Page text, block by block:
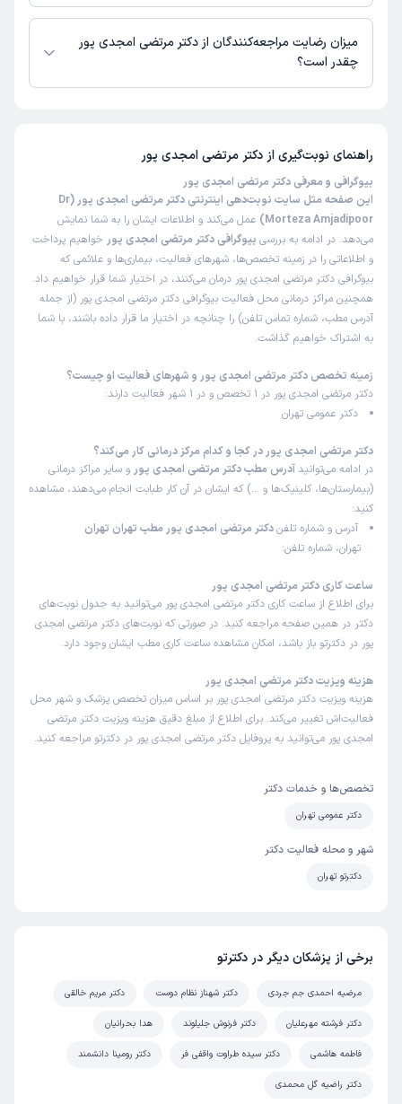
زمان نوبت‌دهی و پذیرش بیماران با هماهنگی مطب مشخص می‌شود.
میزان رضایت مراجعه‌کنندگان از دکتر مرتضی امجدی پور
چقدر است؟
راهنمای نوبت‌گیری از دکتر مرتضی امجدی پور
بیوگرافی و معرفی دکتر مرتضی امجدی پور
این صفحه مثل سایت نوبت‌دهی اینترنتی دکتر مرتضی امجدی پور (Dr
Morteza Amjadipoor)
عمل می‌کند و اطلاعات ایشان را به شما نمایش
می‌دهد. در ادامه به بررسی بیوگرافی دکتر مرتضی امجدی پور خواهیم پرداخت
و اطلاعاتی را در زمینه تخصص‌ها، شهرهای فعالیت، بیماری‌ها و علائمی که
بیوگرافی دکتر مرتضی امجدی پور درمان می‌کنند، در اختیار شما قرار خواهیم داد.
همچنین مراکز درمانی محل فعالیت بیوگرافی دکتر مرتضی امجدی پور (از جمله
آدرس مطب، شماره تماس تلفن) را چنانچه در اختیار ما قرار داده باشند، با شما
به اشتراک خواهیم گذاشت.
زمینه تخصص دکتر مرتضی امجدی پور و شهرهای فعالیت او چیست؟
دکتر مرتضی امجدی پور در 1 تخصص و در 1 شهر فعالیت دارند:
دکتر عمومی تهران
دکتر مرتضی امجدی پور در کجا و کدام مرکز درمانی کار می‌کند؟
در ادامه می‌توانید آدرس مطب دکتر مرتضی امجدی پور و سایر مراکز درمانی
(بیمارستان‌ها، کلینیک‌ها و …) که ایشان در آن کار طبابت انجام می‌دهند، مشاهده
کنید:
آدرس و شماره تلفندکتر مرتضی امجدی پور مطب تهران تهران
تهران، شماره تلفن:
ساعت کاری دکتر مرتضی امجدی پور
برای اطلاع از ساعت کاری دکتر مرتضی امجدی پور می‌توانید به جدول نوبت‌های
دکتر در همین صفحه مراجعه کنید. در صورتی که نوبت‌های دکتر مرتضی امجدی
پور در دکترتو باز باشد، امکان مشاهده ساعت کاری مطب ایشان وجود دارد.
هزینه ویزیت دکتر مرتضی امجدی پور
هزینه ویزیت دکتر مرتضی امجدی پور بر اساس میزان تخصص پزشک و شهر محل
فعالیت‌اش تغییر می‌کند. برای اطلاع از مبلغ دقیق هزینه ویزیت دکتر مرتضی
امجدی پور می‌توانید به پروفایل دکتر مرتضی امجدی پور در دکترتو مراجعه کنید.
تخصص‌ها و خدمات دکتر
دکتر عمومی تهران
شهر و محله فعالیت دکتر
دکترتو تهران
برخی از پزشکان دیگر در دکترتو
مرضیه احمدی جم جردی دکتر شهناز نظام دوست دکتر مریم خالقی
دکتر فرشته مهرعلیان دکتر فرنوش جلیلوند هدا بحرانیان
فاطمه هاشمی دکتر سیده طراوت واقفی فر دکتر رومینا دانشمند
دکتر راضیه گل محمدی